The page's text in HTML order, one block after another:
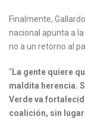
Finalmente,
nacional apunta a
no a un retorno al
“La gente quiere
maldita herencia.
Verde va
coalición, sin